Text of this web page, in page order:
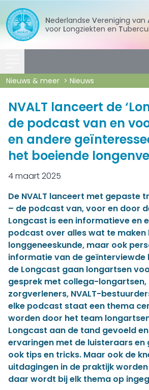
Nederlandse Vereniging van
voor Longziekten en
Nieuws & meer Nieuws
NVALT lanceert de
de podcast van en
en andere
het boeiende
4 maart 2025
De NVALT lanceert met gepaste
– de podcast van, voor en door
Longcast is een informatieve en
podcast over alles wat te
longgeneeskunde, maar ook
informatie van de geïnterviewde
de Longcast gaan longartsen
gesprek met collega-
zorgverleners, NVALT-
elke podcast staat een thema
worden door het team
Longcast aan de tand gevoeld
ervaringen met de luisteraars en
ook tips en tricks. Maar ook de
uitdagingen in de praktijk
daar wordt bij elk thema op